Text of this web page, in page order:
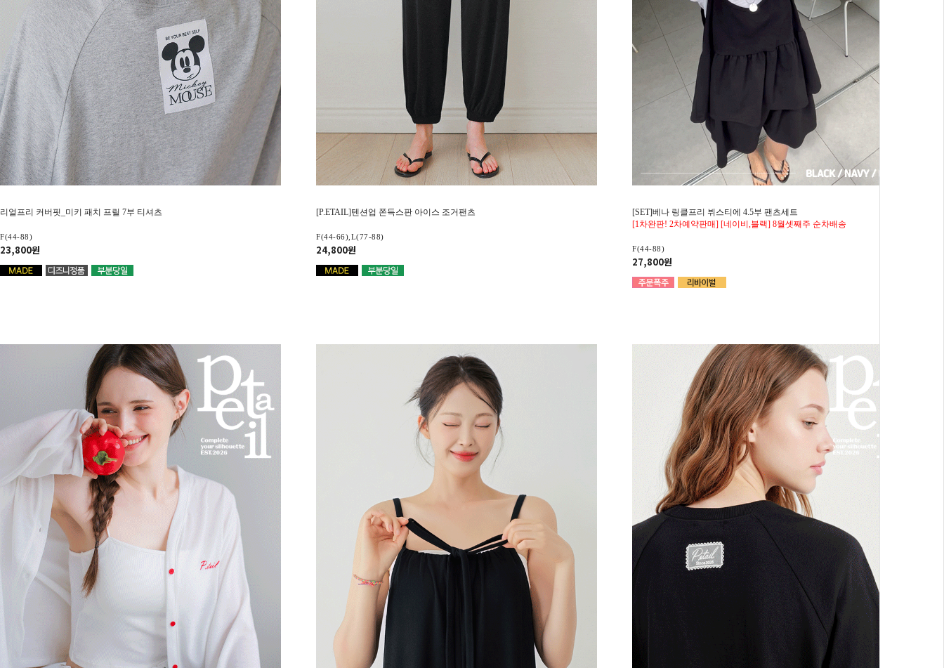
리얼프리 커버핏_미키 패치 프릴 7부 티셔츠
F(44-88)
23,800원
[P.ETAIL]텐션업 쫀득스판 아이스 조거팬츠
F(44-66),L(77-88)
24,800원
[SET]베나 링클프리 뷔스티에 4.5부 팬츠세트
[1차완판! 2차예약판매] [네이비,블랙] 8월셋째주 순차배송
F(44-88)
27,800원